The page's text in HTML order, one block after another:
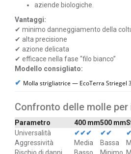
aziende biologiche.
Vantaggi:
✔ minimo danneggiamento della
✔ alta precisione
✔ azione delicata
✔ efficace nella fase “filo bianco”
Modello consigliato:
✔ Molla strigliatrice — EcoTerra Striegel
Confronto delle molle
Parametro 400 mm500 mm
Universalità
✔✔✔ ✔✔
Aggressività
Media Bassa